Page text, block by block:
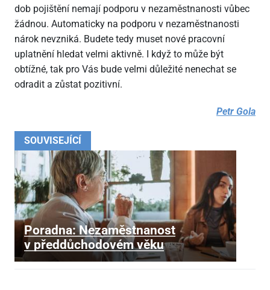
SOUVISEJÍCÍ
Poradna: Nezaměstnanost
v předdůchodovém věku
dob pojištění nemají podporu v nezaměstnanosti vůbec
žádnou. Automaticky na podporu v nezaměstnanosti
nárok nevzniká. Budete tedy muset nové pracovní
uplatnění hledat velmi aktivně. I když to může být
obtížné, tak pro Vás bude velmi důležité nenechat se
odradit a zůstat pozitivní.
Petr Gola